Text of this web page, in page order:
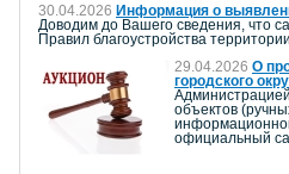
30.04.2026 Информация о
Доводим до Вашего сведения, что
Правил благоустройства
29.04.2026 О
городского
объектов
официальный